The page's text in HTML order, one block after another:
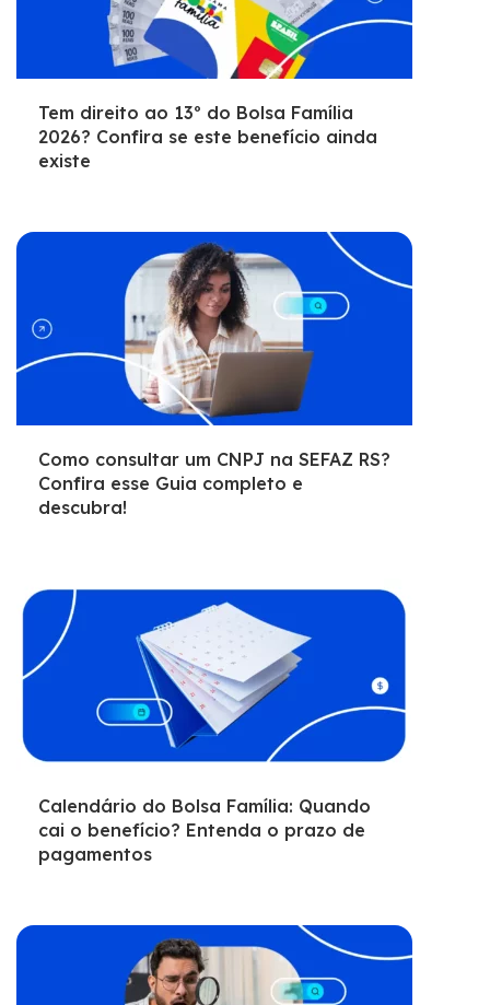
Tem direito ao 13º do Bolsa Família
2026? Confira se este benefício ainda
existe
Como consultar um CNPJ na SEFAZ RS?
Confira esse Guia completo e
descubra!
Calendário do Bolsa Família: Quando
cai o benefício? Entenda o prazo de
pagamentos